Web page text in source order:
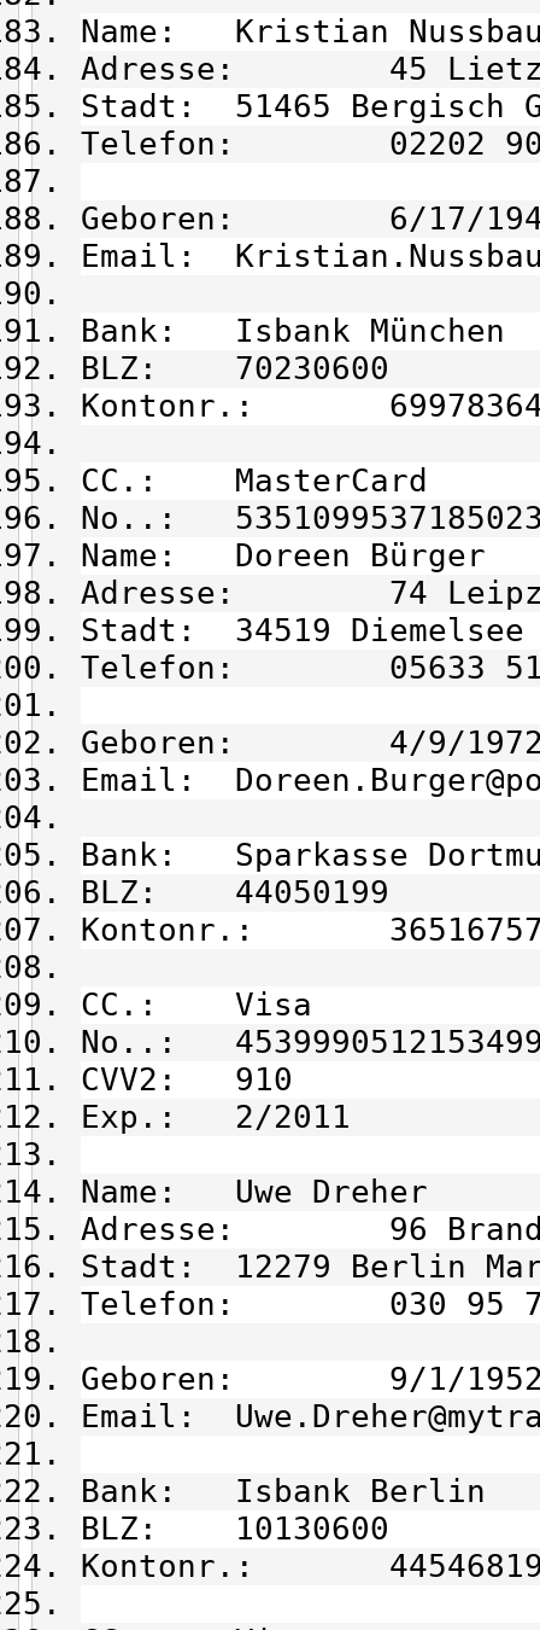
Name: Kristian
Adresse: 45
Stadt: 51465 Bergisch
Telefon: 02202 90
Geboren: 6/17/
Email:
Bank: Isbank München
BLZ: 70230600
Kontonr.:
CC.: MasterCard
No..:
Name: Doreen Bürger
Adresse: 74
Stadt: 34519 Diemelsee
Telefon: 05633 51
Geboren: 4/9/
Email:
Bank: Sparkasse
BLZ: 44050199
Kontonr.:
CC.: Visa
No..:
CVV2: 910
Exp.: 2/2011
Name: Uwe Dreher
Adresse: 96
Stadt: 12279 Berlin
Telefon: 030 95
Geboren: 9/1/
Email:
Bank: Isbank Berlin
BLZ: 10130600
Kontonr.: